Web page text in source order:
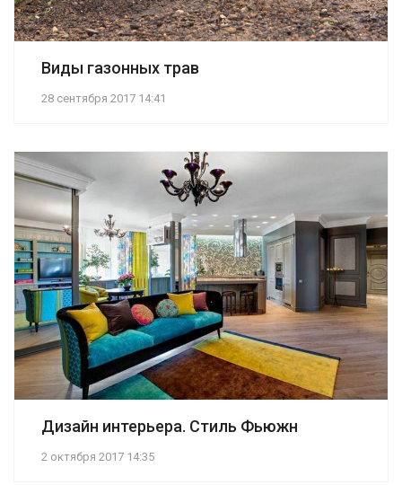
Виды газонных трав
28 сентября 2017 14:41
Дизайн интерьера. Стиль Фьюжн
2 октября 2017 14:35